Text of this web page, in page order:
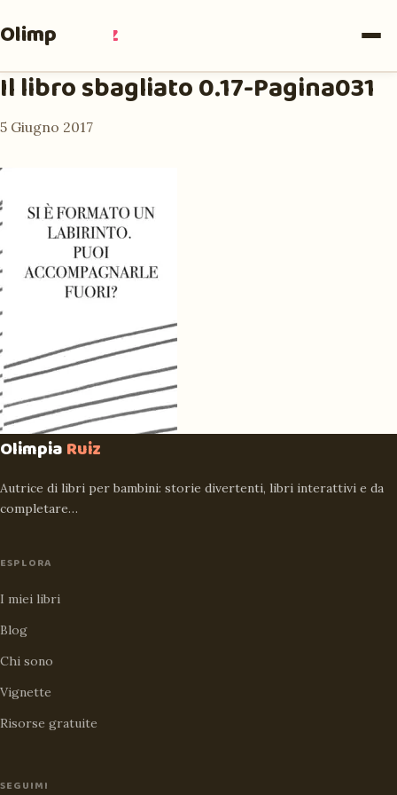
Olimpia Ruiz
Il libro sbagliato 0.17-Pagina031
5 Giugno 2017
OlimpiaRuiz
Autrice di libri per bambini: storie divertenti, libri interattivi e da
completare…
ESPLORA
I miei libri
Blog
Chi sono
Vignette
Risorse gratuite
SEGUIMI